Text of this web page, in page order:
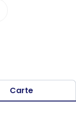
Carte